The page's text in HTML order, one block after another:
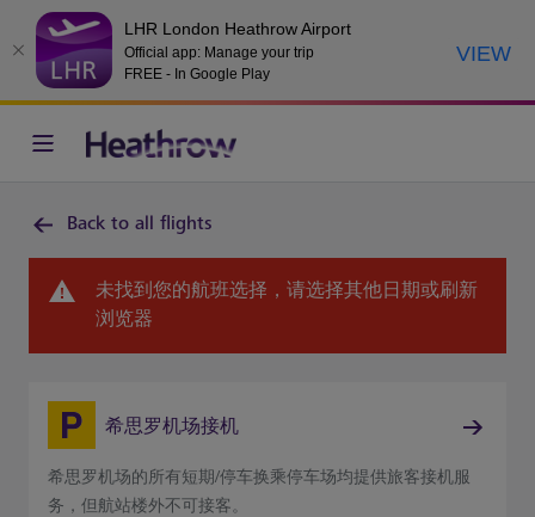
LHR London Heathrow Airport
Official app: Manage your trip
FREE - In Google Play
VIEW
Back to all flights
未找到您的航班选择，请选择其他日期或刷新
浏览器
希思罗机场接机
希思罗机场的所有短期/停车换乘停车场均提供旅客接机服
务，但航站楼外不可接客。